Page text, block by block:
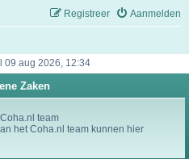
Aanmelden
Registreer
09 aug 2026, 12:34
Zaken
team
het Coha.nl team kunnen hier